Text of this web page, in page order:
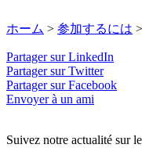
ホーム > 参加するには >
Partager sur LinkedIn
Partager sur Twitter
Partager sur Facebook
Envoyer à un ami
Suivez notre actualité sur